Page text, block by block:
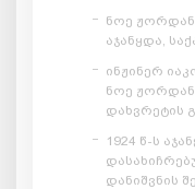
ნოე
აჯანყდა,
ინჟინერ
ნოე
დახვრეტის
1924 წ-ს
დანიშვნის